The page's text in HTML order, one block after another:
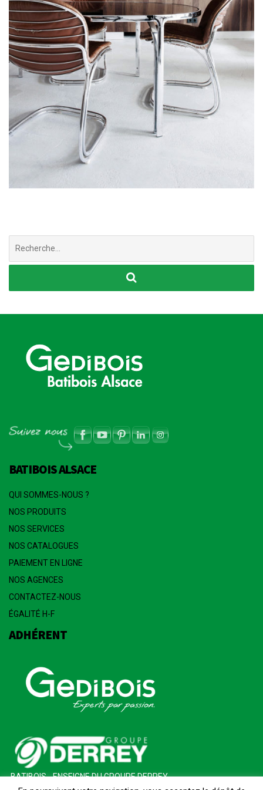
BATIBOIS ALSACE
QUI SOMMES-NOUS ?
NOS PRODUITS
NOS SERVICES
NOS CATALOGUES
PAIEMENT EN LIGNE
NOS AGENCES
CONTACTEZ-NOUS
ÉGALITÉ H-F
ADHÉRENT
BATIBOIS - ENSEIGNE DU GROUPE DERREY